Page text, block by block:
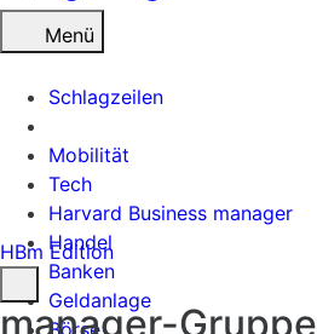
Menü
Schlagzeilen
Mobilität
Tech
Harvard Business manager
Handel
Banken
Geldanlage
Börse
HBm Edition
manager-Gruppe